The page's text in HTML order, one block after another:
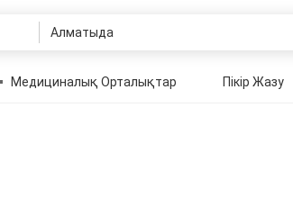
Медициналық Орталықтар Пікір Жазу